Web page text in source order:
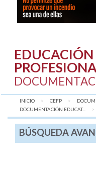
INICIO CEFP
DOCUMENTACIÓN EDUCAT...
BÚSQUEDA